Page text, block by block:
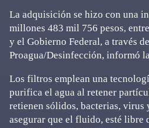
La adquisición se hizo con una
millones 483 mil 756 pesos,
y el Gobierno Federal, a través
Proagua/Desinfección, informó
Los filtros emplean una
purifica el agua al retener
retienen sólidos, bacterias, virus
asegurar que el fluido, esté libre